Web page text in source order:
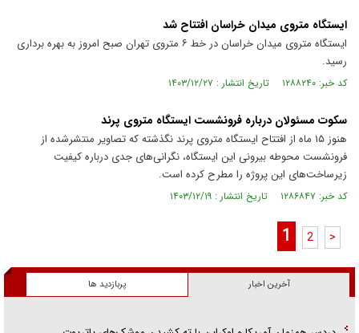
ایستگاه متروی میدان خراسان افتتاح شد
ایستگاه متروی میدان خراسان در خط ۶ متروی تهران صبح امروز به بهره برداری
رسید.
کد خبر: ۱۲۸۸۲۴۰ تاریخ انتشار : ۱۴۰۳/۱۲/۲۷
سکوت مسئولان درباره فرونشست ایستگاه متروی پرند
هنوز ۱۵ ماه از افتتاح ایستگاه متروی پرند نگذشته که تصاویر منتشرشده از
فرونشست محوطه بیرونی این ایستگاه، نگرانی‌های جدی درباره کیفیت
زیرساخت‌های این پروژه را مطرح کرده است.
کد خبر: ۱۲۸۶۸۴۷ تاریخ انتشار : ۱۴۰۳/۱۲/۱۹
1 2 >
آخرین اخبار پربازدید ها